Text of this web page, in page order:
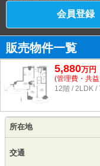
会員登録
販売物件一覧
5,880万円
(管理費・共
12階 / 2LDK /
所在地
交通